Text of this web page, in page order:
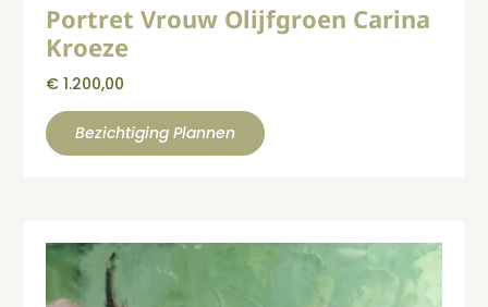
Portret Vrouw Olijfgroen Carina
Kroeze
€ 1.200,00
Bezichtiging Plannen